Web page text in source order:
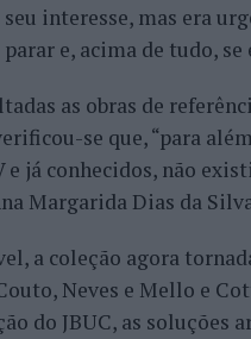
interesse, mas era
e, acima de tudo,
as obras de
se que, “para
e já conhecidos, não
Margarida Dias da
a coleção agora
Neves e Mello e
do JBUC, as